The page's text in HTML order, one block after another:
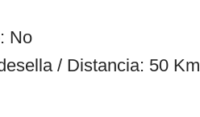
No
/ Distancia: 50 Km